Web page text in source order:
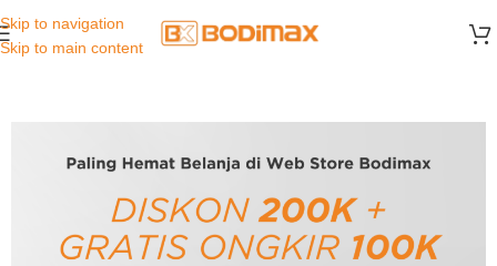
Skip to navigation
Skip to main content